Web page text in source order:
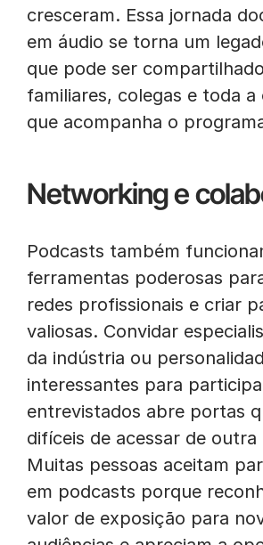
cresceram. Essa jornada
em áudio se torna um
que pode ser
familiares, colegas e toda a
que acompanha o
Networking e
Podcasts também
ferramentas poderosas
redes profissionais e criar
valiosas. Convidar
da indústria ou
interessantes para
entrevistados abre portas
difíceis de acessar de outra
Muitas pessoas aceitam
em podcasts porque
valor de exposição para